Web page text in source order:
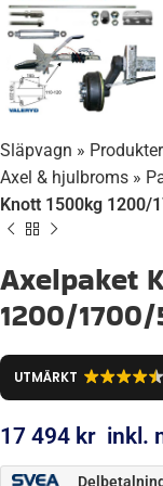
Släpvagn » Produkter
Axel & hjulbroms »
Knott 1500kg 1200/
Axelpaket
1200/
UTMÄRKT
17 494 kr inkl.